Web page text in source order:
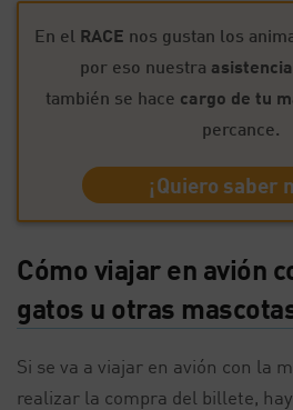
En el RACE nos gustan los
por eso nuestra
también se hace cargo de tu
percance.
¡Quiero saber
Cómo viajar en avión
gatos u otras
Si se va a viajar en avión con la
realizar la compra del billete,